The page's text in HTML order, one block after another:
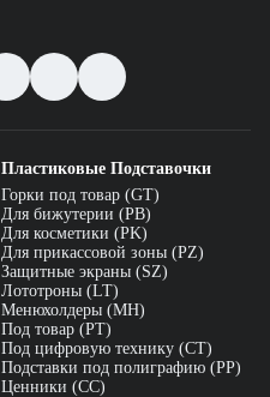
Пластиковые Подставочки
Горки под товар (GT)
Для бижутерии (PB)
Для косметики (PK)
Для прикассовой зоны (PZ)
Защитные экраны (SZ)
Лототроны (LT)
Менюхолдеры (MH)
Под товар (PT)
Под цифровую технику (CT)
Подставки под полиграфию (PP)
Ценники (СС)